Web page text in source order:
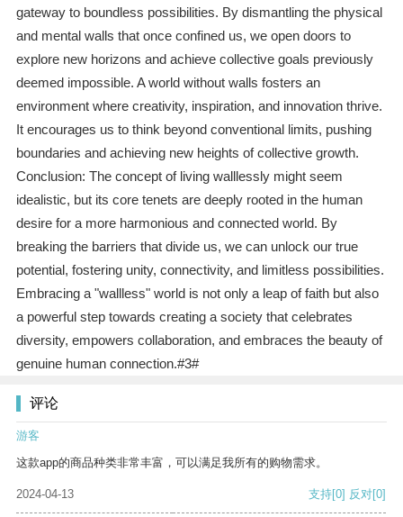
gateway to boundless possibilities. By dismantling the physical
and mental walls that once confined us, we open doors to
explore new horizons and achieve collective goals previously
deemed impossible. A world without walls fosters an
environment where creativity, inspiration, and innovation thrive.
It encourages us to think beyond conventional limits, pushing
boundaries and achieving new heights of collective growth.
Conclusion: The concept of living walllessly might seem
idealistic, but its core tenets are deeply rooted in the human
desire for a more harmonious and connected world. By
breaking the barriers that divide us, we can unlock our true
potential, fostering unity, connectivity, and limitless possibilities.
Embracing a "wallless" world is not only a leap of faith but also
a powerful step towards creating a society that celebrates
diversity, empowers collaboration, and embraces the beauty of
genuine human connection.#3#
评论
游客
这款app的商品种类非常丰富，可以满足我所有的购物需求。
2024-04-13 支持[0] 反对[0]